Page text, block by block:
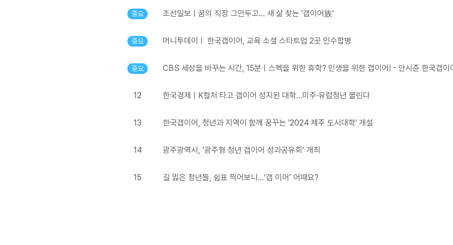
중요 조선일보ㅣ꿈의 직장 그만두고… 새 삶 찾는 '갭이어族'
중요 머니투데이ㅣ 한국갭이어, 교육 소셜 스타트업 2곳 인수합병
중요 CBS 세상을 바꾸는 시간, 15분ㅣ스펙을 위한 휴학? 인생을 위한 갭이어! - 안시준 한국갭이
12 한국경제ㅣK컬처 타고 갭이어 성지된 대학…미주·유럽청년 몰린다
13 한국갭이어, 청년과 지역이 함께 꿈꾸는 '2024 제주 도시대학' 개설
14 광주광역시, ‘광주형 청년 갭이어 성과공유회’ 개최
15 길 잃은 청년들, 쉼표 찍어보니…‘갭 이어’ 어때요?